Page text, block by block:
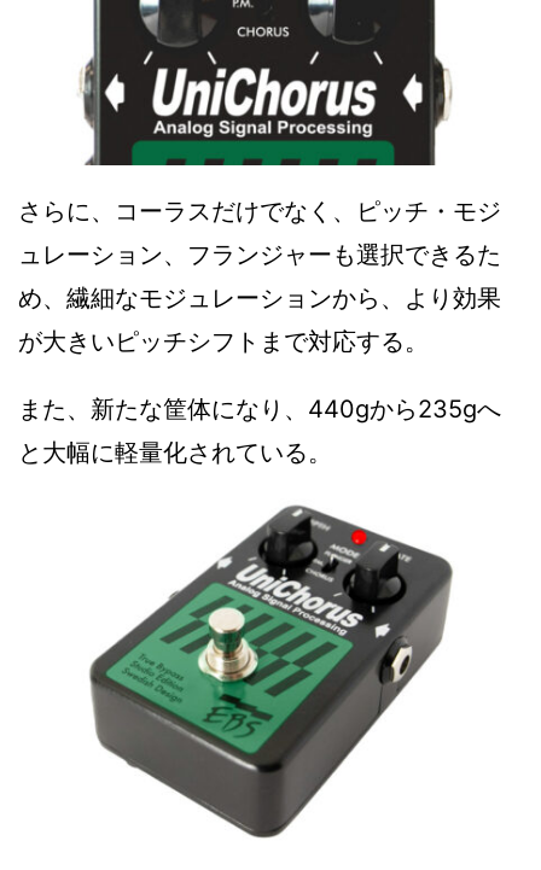
さらに、コーラスだけでなく、ピッチ・モジ
ュレーション、フランジャーも選択できるた
め、繊細なモジュレーションから、より効果
が大きいピッチシフトまで対応する。
また、新たな筐体になり、440gから235gへ
と大幅に軽量化されている。